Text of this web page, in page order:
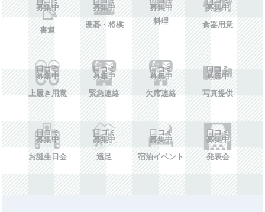
募集中
書道
募集中
囲碁・将棋
募集中
料理
募集中
食器用意
口コミ
募集中
上履き用意
口コミ
募集中
緊急連絡
口コミ
募集中
欠席連絡
口コミ
募集中
写真提供
口コミ
募集中
お誕生日会
口コミ
募集中
遠足
口コミ
募集中
宿泊イベント
口コミ
募集中
発表会